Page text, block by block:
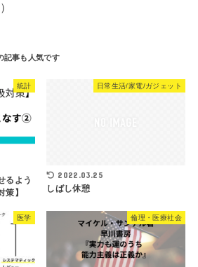
統計
るよう
】
日常生活/家電/ガジェット
2022.03.25
しばし休憩
医学 倫理・医療社会